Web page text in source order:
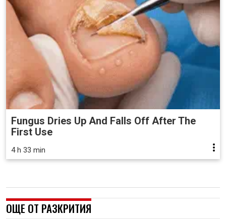
Fungus Dries Up And Falls Off After The
First Use
4 h 33 min
ОЩЕ ОТ РАЗКРИТИЯ